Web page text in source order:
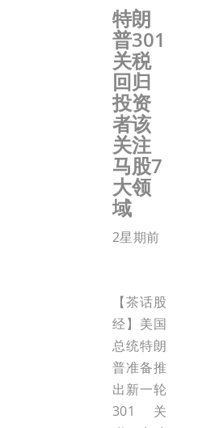
特朗
普301
关税
回归
投资
者该
关注
马股7
大领
域
2星期前
【茶话股
经】美国
总统特朗
普准备推
出新一轮
301关